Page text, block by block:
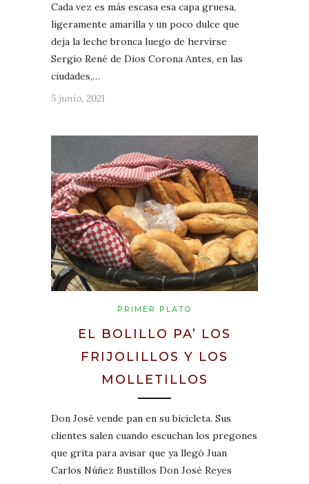
Cada vez es más escasa esa capa gruesa,
ligeramente amarilla y un poco dulce que
deja la leche bronca luego de hervirse
Sergio René de Dios Corona Antes, en las
ciudades,…
5 junio, 2021
PRIMER PLATO
EL BOLILLO PA’ LOS
FRIJOLILLOS Y LOS
MOLLETILLOS
Don José vende pan en su bicicleta. Sus
clientes salen cuando escuchan los pregones
que grita para avisar que ya llegó Juan
Carlos Núñez Bustillos Don José Reyes